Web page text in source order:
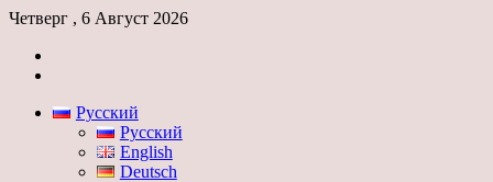
Четверг , 6 Август 2026
Русский
Русский
English
Deutsch